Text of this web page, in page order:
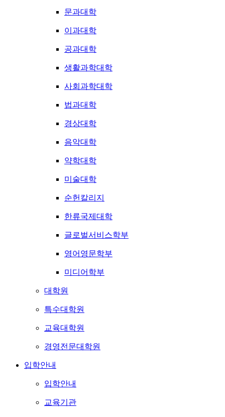
문과대학
이과대학
공과대학
생활과학대학
사회과학대학
법과대학
경상대학
음악대학
약학대학
미술대학
순헌칼리지
한류국제대학
글로벌서비스학부
영어영문학부
미디어학부
대학원
특수대학원
교육대학원
경영전문대학원
입학안내
입학안내
교육기관